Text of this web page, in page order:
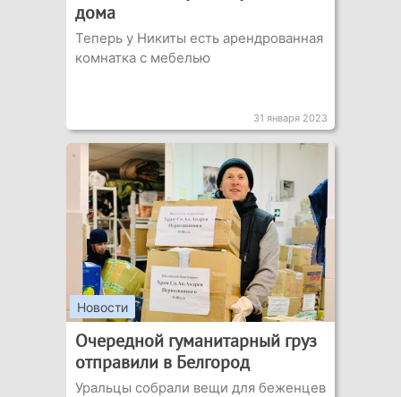
дома
Теперь у Никиты есть арендрованная
комнатка с мебелью
31 января 2023
Новости
Очередной гуманитарный груз
отправили в Белгород
Уральцы собрали вещи для беженцев